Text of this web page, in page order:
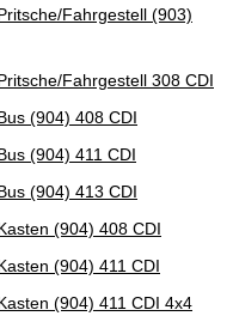
Fahrgestell (903)
Fahrgestell 308 CDI
(904) 408 CDI
(904) 411 CDI
(904) 413 CDI
(904) 408 CDI
(904) 411 CDI
(904) 411 CDI 4x4